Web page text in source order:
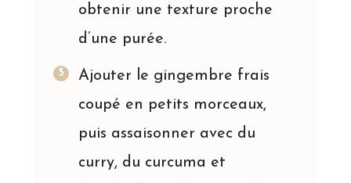
obtenir une texture proche
d’une purée.
Ajouter le gingembre frais
coupé en petits morceaux,
puis assaisonner avec du
curry, du curcuma et